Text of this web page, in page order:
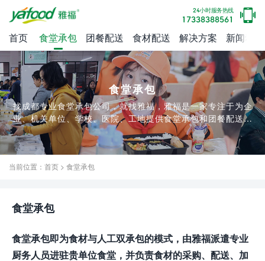
24小时服务热线
17338388561
首页 食堂承包 团餐配送 食材配送 解决方案 新闻动态
食堂承包
找成都专业食堂承包公司，就找雅福，雅福是一家专注于为企
业、机关单位、学校、医院、工地提供食堂承包和团餐配送服
务的餐饮公司，已为3000+企业提供食堂承包和团餐配送服务,
是一家优秀的团餐公司。
当前位置： 首页 > 食堂承包
食堂承包
食堂承包即为食材与人工双承包的模式，由雅福派遣专业
厨务人员进驻贵单位食堂 ，并负责食材的采购、配送、加